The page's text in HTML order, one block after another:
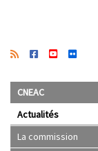
CNEAC
Actualités
La commission